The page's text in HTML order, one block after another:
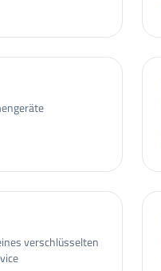
verschlüsselten